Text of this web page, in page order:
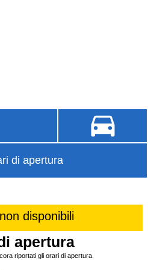
di apertura
disponibili
apertura
riportati gli orari di apertura.